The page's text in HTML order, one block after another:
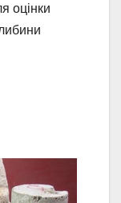
оцінки